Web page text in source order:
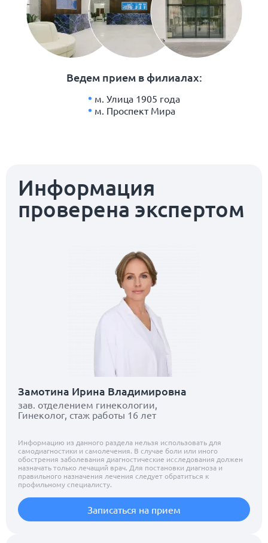
Ведем прием в филиалах:
м. Улица 1905 года
м. Проспект Мира
Информация
проверена экспертом
Замотина Ирина Владимировна
зав. отделением гинекологии,
Гинеколог, стаж работы 16 лет
Информацию из данного раздела нельзя использовать для
самодиагностики и самолечения. В случае боли или иного
обострения заболевания диагностические исследования должен
назначать только лечащий врач. Для постановки диагноза и
правильного назначения лечения следует обратиться к
профильному специалисту.
Записаться на прием